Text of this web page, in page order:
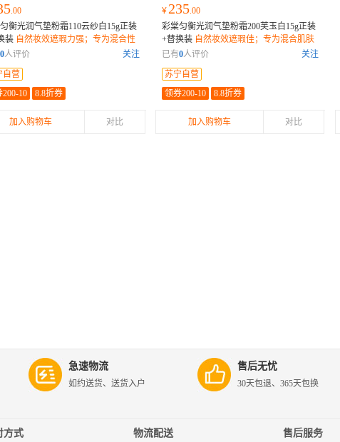
.00
衡光润气垫粉霜110云纱白15g正装
装 自然妆效遮瑕力强；专为混合性
计；15g容量持久使用；
0人评价
关注
自营
200-10
8.8折券
加入购物车 对比
¥ 235.00
彩棠匀衡光润气垫粉霜200芙玉白15g正装
+替换装 自然妆效遮瑕佳；专为混合肌肤
设计；15g容量持久使用；
已有0人评价
关注
苏宁自营
领券200-10
8.8折券
加入购物车 对比
急速物流
如约送货、送货入户
售后无忧
30天包退、365天包换
方式 物流配送 售后服务